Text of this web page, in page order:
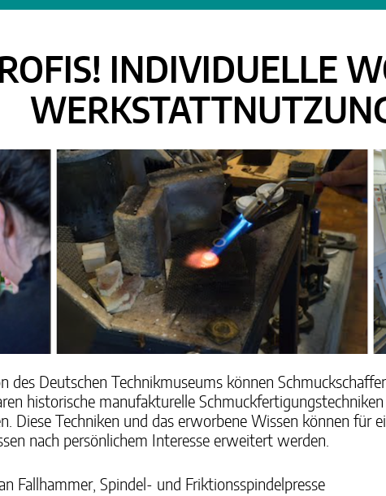
INDIVIDUELLE
des Deutschen Technikmuseums können
historische manufakturelle
Diese Techniken und das erworbene Wissen können für
nach persönlichem Interesse erweitert werden.
Fallhammer, Spindel- und Friktionsspindelpresse